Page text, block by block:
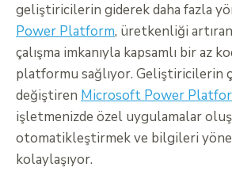
geliştiricilerin giderek daha fazla
Power Platform, üretkenliği artıran
çalışma imkanıyla kapsamlı bir az
platformu sağlıyor. Geliştiricilerin
değiştiren Microsoft Power
işletmenizde özel uygulamalar
otomatikleştirmek ve bilgileri
kolaylaşıyor.